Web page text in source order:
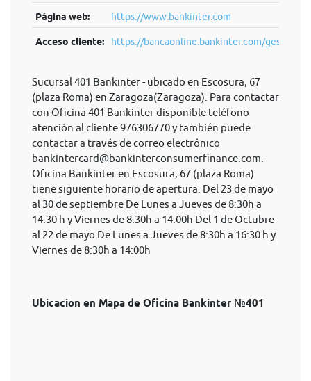
Página web: https://www.bankinter.com
Acceso cliente: https://bancaonline.bankinter.com/ges...
Sucursal 401 Bankinter - ubicado en Escosura, 67
(plaza Roma) en Zaragoza(Zaragoza). Para contactar
con Oficina 401 Bankinter disponible teléfono
atención al cliente 976306770 y también puede
contactar a través de correo electrónico
bankintercard@bankinterconsumerfinance.com
Oficina Bankinter en Escosura, 67 (plaza Roma)
tiene siguiente horario de apertura. Del 23 de mayo
al 30 de septiembre De Lunes a Jueves de 8:30h a
14:30 h y Viernes de 8:30h a 14:00h Del 1 de Octubre
al 22 de mayo De Lunes a Jueves de 8:30h a 16:30 h y
Viernes de 8:30h a 14:00h
Ubicacion en Mapa de Oficina Bankinter №401